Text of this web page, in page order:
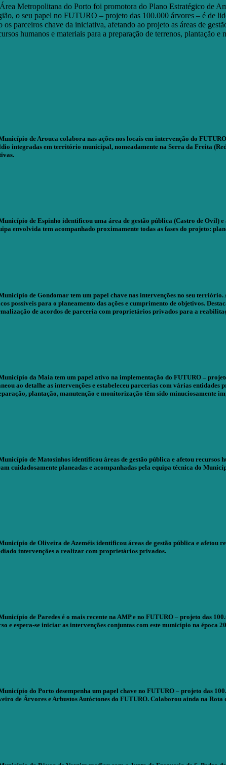
Metropolitana do Porto foi promotora do Plano Estratégico de
o seu papel no FUTURO – projeto das 100.000 árvores – é de
os parceiros chave da iniciativa, afetando ao projeto as áreas de
humanos e materiais para a preparação de terrenos, plantação e
de Arouca colabora nas ações nos locais em intervenção do
integradas em território municipal, nomeadamente na Serra da Freita
de Espinho identificou uma área de gestão pública (Castro de Ovil)
envolvida tem acompanhado proximamente todas as fases do projeto:
de Gondomar tem um papel chave nas intervenções no seu
possíveis para o planeamento das ações e cumprimento de objetivos.
de acordos de parceria com proprietários privados para a
da Maia tem um papel ativo na implementação do FUTURO –
ao detalhe as intervenções e estabeleceu parcerias com várias
plantação, manutenção e monitorização têm sido minuciosamente
de Matosinhos identificou áreas de gestão pública e afetou recursos
cuidadosamente planeadas e acompanhadas pela equipa técnica do
de Oliveira de Azeméis identificou áreas de gestão pública e afetou
intervenções a realizar com proprietários privados.
de Paredes é o mais recente na AMP e no FUTURO – projeto das
e espera-se iniciar as intervenções conjuntas com este município na época
do Porto desempenha um papel chave no FUTURO – projeto das
de Árvores e Arbustos Autóctones do FUTURO. Colaborou ainda na